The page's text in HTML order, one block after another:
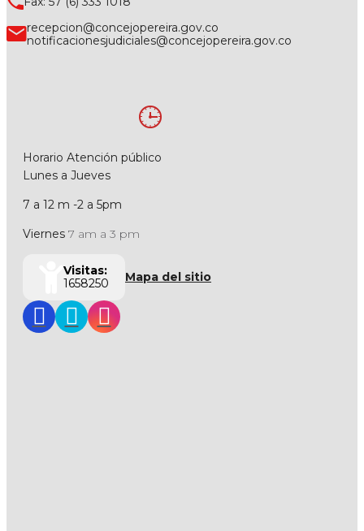
recepcion@concejopereira.gov.co
notificacionesjudiciales@concejopereira.gov.co
Horario Atención público
Lunes a Jueves
7 a 12 m -2 a 5pm
Viernes 7 am a 3 pm
Visitas:
1658250
Mapa del sitio